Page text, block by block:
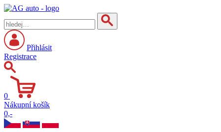
Přihlásit
Registrace
0
Nákupní košík
0,-